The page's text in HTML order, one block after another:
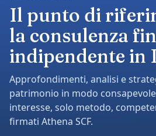
Il punto di
la consulenza
indipendente in
Approfondimenti, analisi e
patrimonio in modo
interesse, solo metodo,
firmati Athena SCF.